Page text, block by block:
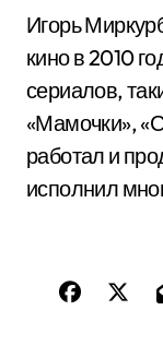
Игорь
кино в 2010
сериалов,
«Мамочки»,
работал и
исполнил